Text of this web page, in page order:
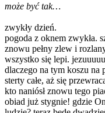
może być tak…
zwykły dzień.
pogoda z oknem zwykła.
znowu pełny zlew i
wszystko się lepi.
dlaczego na tym koszu
sterty całe, aż się
kto naniósł znowu tego
obiad już stygnie! gdzie